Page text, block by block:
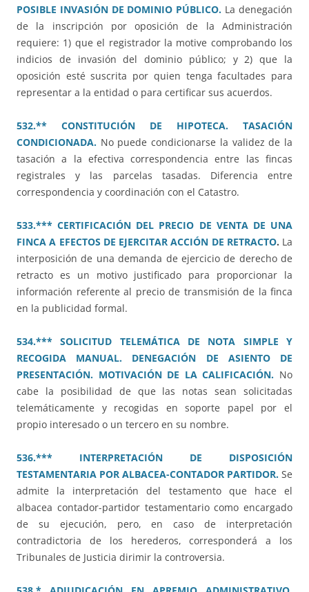
POSIBLE INVASIÓN DE DOMINIO PÚBLICO. La denegación
de la inscripción por oposición de la Administración
requiere: 1) que el registrador la motive comprobando los
indicios de invasión del dominio público; y 2) que la
oposición esté suscrita por quien tenga facultades para
representar a la entidad o para certificar sus acuerdos.
532.** CONSTITUCIÓN DE HIPOTECA. TASACIÓN
CONDICIONADA. No puede condicionarse la validez de la
tasación a la efectiva correspondencia entre las fincas
registrales y las parcelas tasadas. Diferencia entre
correspondencia y coordinación con el Catastro.
533.*** CERTIFICACIÓN DEL PRECIO DE VENTA DE UNA
FINCA A EFECTOS DE EJERCITAR ACCIÓN DE RETRACTO. La
interposición de una demanda de ejercicio de derecho de
retracto es un motivo justificado para proporcionar la
información referente al precio de transmisión de la finca
en la publicidad formal.
534.*** SOLICITUD TELEMÁTICA DE NOTA SIMPLE Y
RECOGIDA MANUAL. DENEGACIÓN DE ASIENTO DE
PRESENTACIÓN. MOTIVACIÓN DE LA CALIFICACIÓN. No
cabe la posibilidad de que las notas sean solicitadas
telemáticamente y recogidas en soporte papel por el
propio interesado o un tercero en su nombre.
536.*** INTERPRETACIÓN DE DISPOSICIÓN
TESTAMENTARIA POR ALBACEA-CONTADOR PARTIDOR. Se
admite la interpretación del testamento que hace el
albacea contador-partidor testamentario como encargado
de su ejecución, pero, en caso de interpretación
contradictoria de los herederos, corresponderá a los
Tribunales de Justicia dirimir la controversia.